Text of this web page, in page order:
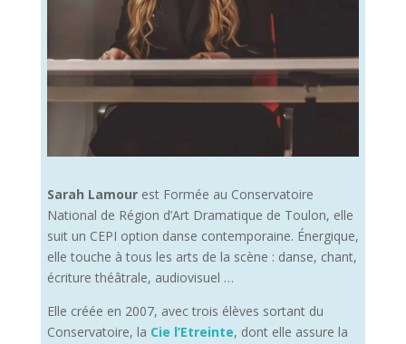
Sarah Lamourest Formée au Conservatoire
National de Région d’Art Dramatique de Toulon, elle
suit un CEPI option danse contemporaine. Énergique,
elle touche à tous les arts de la scène : danse, chant,
écriture théâtrale, audiovisuel …
Elle créée en 2007, avec trois élèves sortant du
Conservatoire, la Cie l’Etreinte, dont elle assure la